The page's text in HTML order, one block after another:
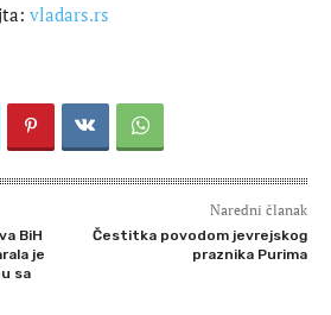
vladars.rs
BiH
je
sa
Naredni članak
Čestitka povodom jevrejskog
praznika Purima